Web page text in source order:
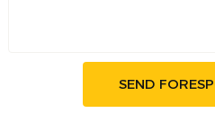
SEND